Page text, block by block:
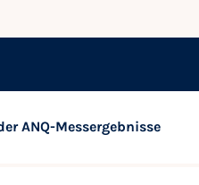
ANQ-Messergebnisse